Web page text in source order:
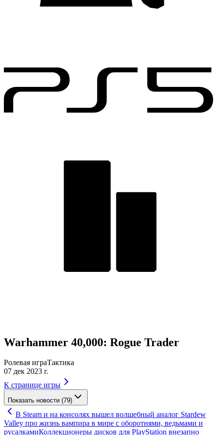
Warhammer 40,000: Rogue Trader
Ролевая играТактика
07 дек 2023 г.
К странице игры
Показать новости (79)
В Steam и на консолях вышел волшебный аналог Stardew
Valley про жизнь вампира в мире с оборотнями, ведьмами и
русалкамиКоллекционеры дисков для PlayStation внезапно